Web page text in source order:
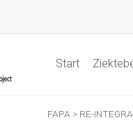
Start
FAPA > RE-